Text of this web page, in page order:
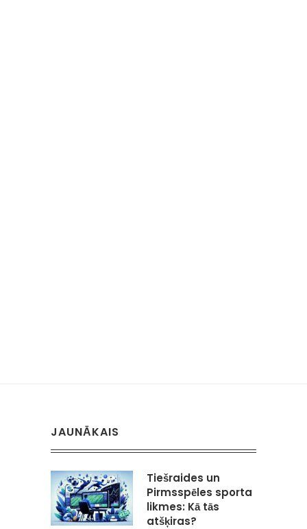
JAUNĀKAIS
Tiešraides un
Pirmsspēles sporta
likmes: Kā tās
atšķiras?